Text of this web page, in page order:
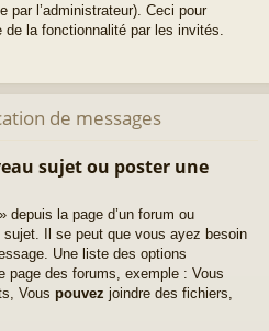
par l’administrateur). Ceci pour
la fonctionnalité par les invités.
de messages
sujet ou poster une
depuis la page d’un forum ou
sujet. Il se peut que vous ayez besoin
Une liste des options
page des forums, exemple : Vous
Vous pouvez joindre des fichiers,